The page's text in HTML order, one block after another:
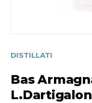
DISTILLATI
Bas